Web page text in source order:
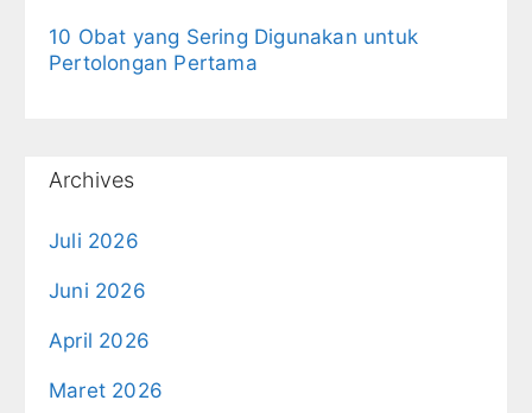
10 Obat yang Sering Digunakan untuk
Pertolongan Pertama
Archives
Juli 2026
Juni 2026
April 2026
Maret 2026